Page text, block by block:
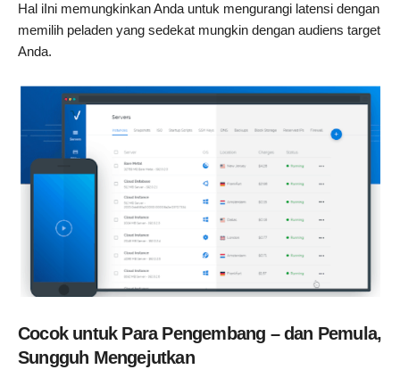
Hal iIni memungkinkan Anda untuk mengurangi latensi dengan
memilih peladen yang sedekat mungkin dengan audiens target
Anda.
Cocok untuk Para Pengembang – dan Pemula,
Sungguh Mengejutkan